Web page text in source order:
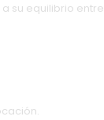
su equilibrio entre